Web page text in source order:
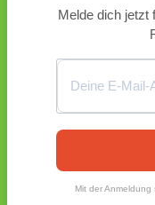
Melde dich jetzt
Mit der
Angemeldet bleiben
Registrieren
E-Mail-Adresse